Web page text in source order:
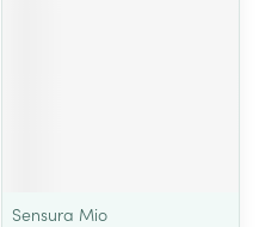
Sensura Mio